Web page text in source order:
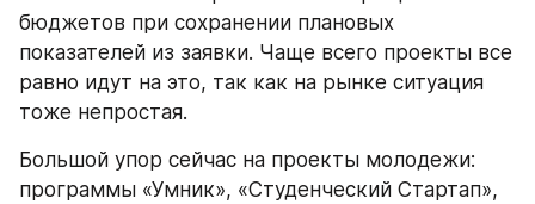
бюджетов при сохранении плановых
показателей из заявки. Чаще всего проекты все
равно идут на это, так как на рынке ситуация
тоже непростая.
Большой упор сейчас на проекты молодежи:
программы «Умник», «Студенческий Стартап»,